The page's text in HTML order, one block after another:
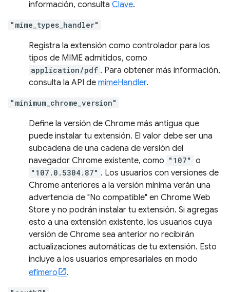
información, consulta Clave.
"mime_types_handler"
Registra la extensión como controlador para los
tipos de MIME admitidos, como
application/pdf . Para obtener más información,
consulta la API de mimeHandler.
"minimum_chrome_version"
Define la versión de Chrome más antigua que
puede instalar tu extensión. El valor debe ser una
subcadena de una cadena de versión del
navegador Chrome existente, como "107" o
"107.0.5304.87" . Los usuarios con versiones de
Chrome anteriores a la versión mínima verán una
advertencia de "No compatible" en Chrome Web
Store y no podrán instalar tu extensión. Si agregas
esto a una extensión existente, los usuarios cuya
versión de Chrome sea anterior no recibirán
actualizaciones automáticas de tu extensión. Esto
incluye a los usuarios empresariales en modo
efímero
.